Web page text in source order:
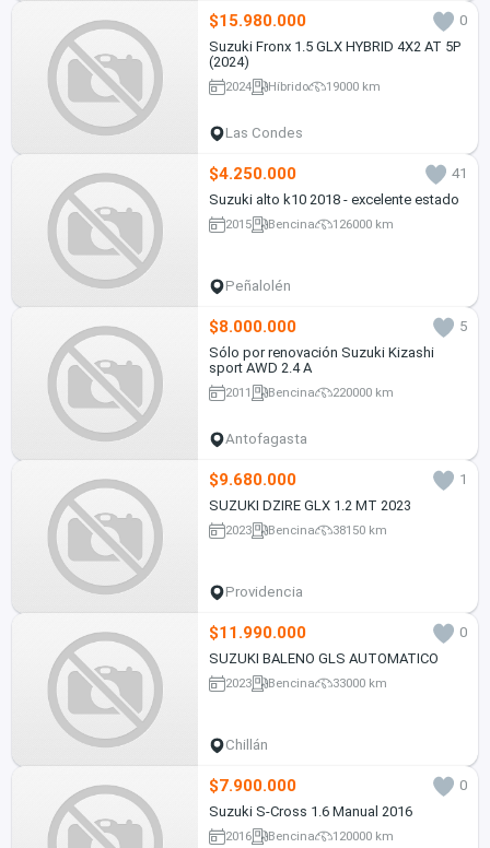
$15.980.000
0
Suzuki Fronx 1.5 GLX HYBRID 4X2 AT 5P
(2024)
2024 Híbrido 19000 km
Las Condes
$4.250.000
41
Suzuki alto k10 2018 - excelente estado
2015 Bencina 126000 km
Peñalolén
$8.000.000
5
Sólo por renovación Suzuki Kizashi
sport AWD 2.4 A
2011 Bencina 220000 km
Antofagasta
$9.680.000
1
SUZUKI DZIRE GLX 1.2 MT 2023
2023 Bencina 38150 km
Providencia
$11.990.000
0
SUZUKI BALENO GLS AUTOMATICO
2023 Bencina 33000 km
Chillán
$7.900.000
0
Suzuki S-Cross 1.6 Manual 2016
2016 Bencina 120000 km